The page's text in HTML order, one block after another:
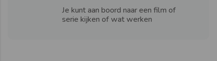
Je kunt aan boord naar een film of
serie kijken of wat werken